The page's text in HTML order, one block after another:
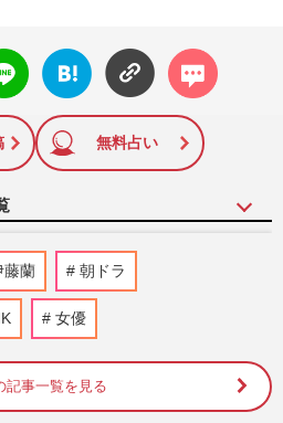
感動ドキュメント、美容・健
“義母”が抱える400万円超の“借金
。この一報から約2か月後、宮内庁
2018年の「編集者が選ぶ雑誌ジ
賞した。毎週火曜日発売。
はてな
ブック
に追加
コメン
ト
無料占い
ラマ『大空港』が税関とのコラ
解禁も“皮肉すぎるタイミン
凌輝の密会報道…
』三山凌輝と“ホテル密会報
まりあ、一児の母が直面する宝
藤蘭 朝ドラ
女優
記事一覧を見る